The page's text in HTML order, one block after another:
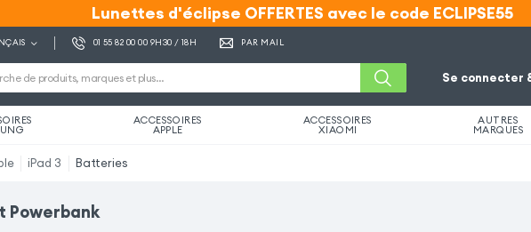
Lunettes d'éclipse OFFERTES avec le code ECLIPSE55
Lunettes d'éclipse OFFERTES avec le code ECLIPSE55
01 55 82 00 00 9H30 / 18H PAR MAIL
Se connecter
ACCESSOIRES
APPLE
ACCESSOIRES
XIAOMI
AUTRES
MARQUES
iPad 3 Batteries
Powerbank